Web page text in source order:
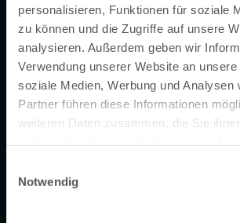
personalisieren, Funktionen für soziale
zu können und die Zugriffe auf unsere
analysieren. Außerdem geben wir
Verwendung unserer Website an
soziale Medien, Werbung und Analysen
Partner führen diese Informationen
weiteren Daten zusammen, die Sie
Notwendig
Newsletter
Mit dem Eifel-Newsletter bekommst du
Neuigkeiten zum Wandern und zu
Urlaubsangeboten und Sehenswürdigkeiten.
Newsletter-Anmeldung